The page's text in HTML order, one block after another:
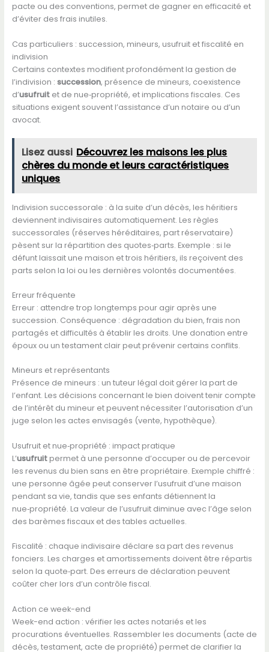
pacte ou des conventions, permet de gagner en efficacité et
d’éviter des frais inutiles.
Cas particuliers : succession, mineurs, usufruit et fiscalité en
indivision
Certains contextes modifient profondément la gestion de
l’indivision : succession, présence de mineurs, coexistence
d’usufruitet de nue‑propriété, et implications fiscales. Ces
situations exigent souvent l’assistance d’un notaire ou d’un
avocat.
Lisez aussi Découvrez les maisons les plus
chères du monde et leurs caractéristiques
uniques
Indivision successorale : à la suite d’un décès, les héritiers
deviennent indivisaires automatiquement. Les règles
successorales (réserves héréditaires, part réservataire)
pèsent sur la répartition des quotes‑parts. Exemple : si le
défunt laissait une maison et trois héritiers, ils reçoivent des
parts selon la loi ou les dernières volontés documentées.
Erreur fréquente
Erreur : attendre trop longtemps pour agir après une
succession. Conséquence : dégradation du bien, frais non
partagés et difficultés à établir les droits. Une donation entre
époux ou un testament clair peut prévenir certains conflits.
Mineurs et représentants
Présence de mineurs : un tuteur légal doit gérer la part de
l’enfant. Les décisions concernant le bien doivent tenir compte
de l’intérêt du mineur et peuvent nécessiter l’autorisation d’un
juge selon les actes envisagés (vente, hypothèque).
Usufruit et nue‑propriété : impact pratique
L’usufruitpermet à une personne d’occuper ou de percevoir
les revenus du bien sans en être propriétaire. Exemple chiffré :
une personne âgée peut conserver l’usufruit d’une maison
pendant sa vie, tandis que ses enfants détiennent la
nue‑propriété. La valeur de l’usufruit diminue avec l’âge selon
des barèmes fiscaux et des tables actuelles.
Fiscalité : chaque indivisaire déclare sa part des revenus
fonciers. Les charges et amortissements doivent être répartis
selon la quote‑part. Des erreurs de déclaration peuvent
coûter cher lors d’un contrôle fiscal.
Action ce week-end
Week-end action : vérifier les actes notariés et les
procurations éventuelles. Rassembler les documents (acte de
décès, testament, acte de propriété) permet de clarifier la